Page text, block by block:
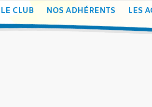
LE CLUB NOS ADHÉRENTS LES